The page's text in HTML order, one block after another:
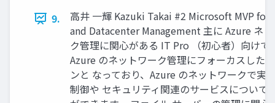
9.
高井 一輝 Kazuki Takai #2 Microsoft MVP for
and Datacenter Management 主に Azure ネ
ク管理に関心がある IT Pro （初心者）向けで
Azure のネットワーク管理にフォーカスした
ンと なっており、Azure のネットワークで実
制御や セキュリティ関連のサービスについて